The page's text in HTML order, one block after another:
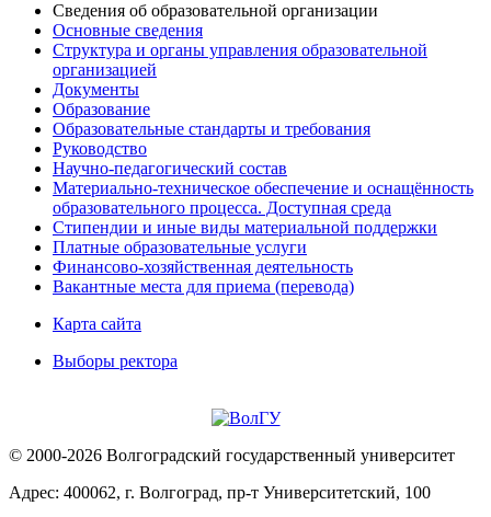
Сведения об образовательной организации
Основные сведения
Структура и органы управления образовательной
организацией
Документы
Образование
Образовательные стандарты и требования
Руководство
Научно-педагогический состав
Материально-техническое обеспечение и оснащённость
образовательного процесса. Доступная среда
Стипендии и иные виды материальной поддержки
Платные образовательные услуги
Финансово-хозяйственная деятельность
Вакантные места для приема (перевода)
Карта сайта
Выборы ректора
© 2000-2026 Волгоградский государственный университет
Адрес: 400062, г. Волгоград, пр-т Университетский, 100